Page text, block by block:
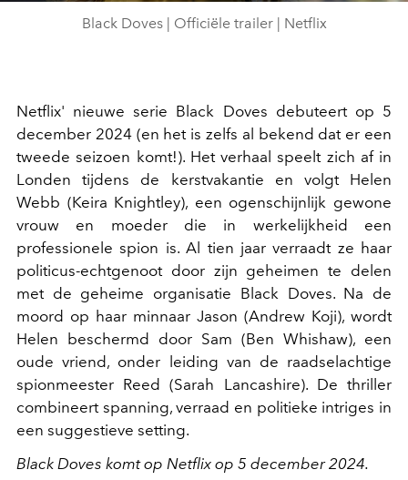
Black Doves | Officiële trailer | Netflix
Netflix' nieuwe serie Black Doves debuteert op 5
december 2024 (en het is zelfs al bekend dat er een
tweede seizoen komt!). Het verhaal speelt zich af in
Londen tijdens de kerstvakantie en volgt Helen
Webb (Keira Knightley), een ogenschijnlijk gewone
vrouw en moeder die in werkelijkheid een
professionele spion is. Al tien jaar verraadt ze haar
politicus-echtgenoot door zijn geheimen te delen
met de geheime organisatie Black Doves. Na de
moord op haar minnaar Jason (Andrew Koji), wordt
Helen beschermd door Sam (Ben Whishaw), een
oude vriend, onder leiding van de raadselachtige
spionmeester Reed (Sarah Lancashire). De thriller
combineert spanning, verraad en politieke intriges in
een suggestieve setting.
Black Doves komt op Netflix op 5 december 2024.